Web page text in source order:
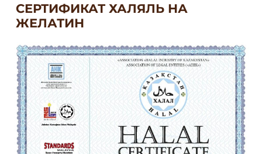
СЕРТИФИКАТ ХАЛЯЛЬ НА
ЖЕЛАТИН